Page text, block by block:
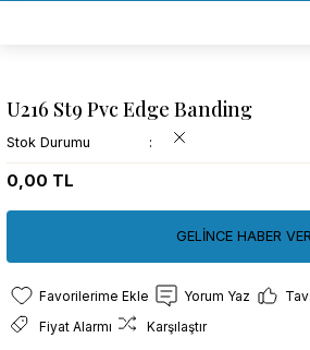
BÜTÜN ALIŞVERİŞLERİNİZDE
TÜRKİYE GENELİNDE 10.000
U216 St9 Pvc Edge Banding
Stok Durumu
0,00 TL
GELİNCE HABER VER
Yorum Yaz
Fiyat Alarmı
Karşılaştır